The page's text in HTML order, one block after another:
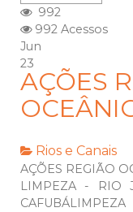
992
992 Acessos
Jun
23
AÇÕES
Rios e Canais
AÇÕES REGIÃO
LIMPEZA - RIO